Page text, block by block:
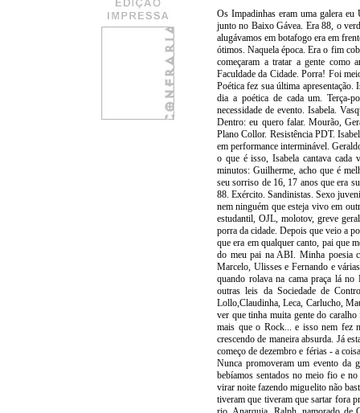
Os Impadinhas eram uma galera eu
junto no Baixo Gávea. Era 88, o
alugávamos em botafogo era em
ótimos. Naquela época. Era o fim
começaram a tratar a gente como
Faculdade da Cidade. Porra! Foi
Poética fez sua última
dia a poética de cada um. Terça-
necessidade de evento. Isabela.
Dentro: eu quero falar. Mourão,
Plano Collor. Resistência PDT.
em performance interminável.
o que é isso, Isabela cantava cada
minutos: Guilherme, acho que é
seu sorriso de 16, 17 anos que era
88. Exército. Sandinistas. Sexo
nem ninguém que esteja vivo em
estudantil, OJL, molotov, greve
porra da cidade. Depois que veio a
que era em qualquer canto, pai que
do meu pai na ABI. Minha poesia
Marcelo, Ulisses e Fernando e
quando rolava na cama praça lá
outras leis da Sociedade de
Lollo,Claudinha, Leca, Carlucho,
ver que tinha muita gente do
mais que o Rock... e isso nem fez
crescendo de maneira absurda. Já
começo de dezembro e férias - a
Nunca promoveram um evento da
bebíamos sentados no meio fio e
virar noite fazendo miguelito não
tiveram que tiveram que sartar fora